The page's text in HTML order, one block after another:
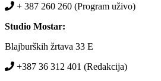
+ 387 260 260 (Program uživo)
Studio Mostar:
Blajburških žrtava 33 E
+387 36 312 401 (Redakcija)